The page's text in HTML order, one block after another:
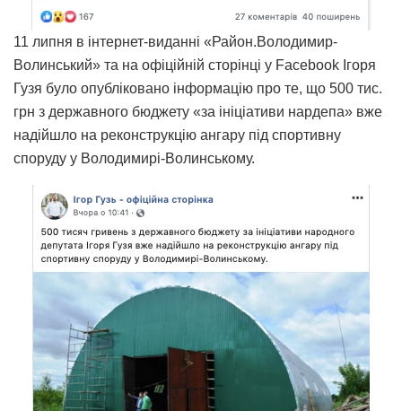
11 липня в інтернет-виданні «Район.Володимир-
Волинський» та на офіційній сторінці у Facebook Ігоря
Гузя було опубліковано інформацію про те, що 500 тис.
грн з державного бюджету «за ініціативи нардепа» вже
надійшло на реконструкцію ангару під спортивну
споруду у Володимирi-Волинському.